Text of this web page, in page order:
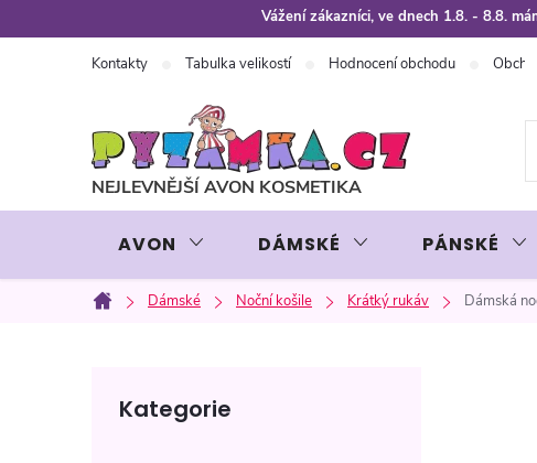
na
Vážení zákazníci, ve dnech 1.8. - 8.8.
Kontakty Tabulka velikostí Hodnocení obchodu
AVON DÁMSKÉ PÁNSKÉ
Domů
Dámské Noční košile Krátký rukáv Dámská
kategorie
Kategorie